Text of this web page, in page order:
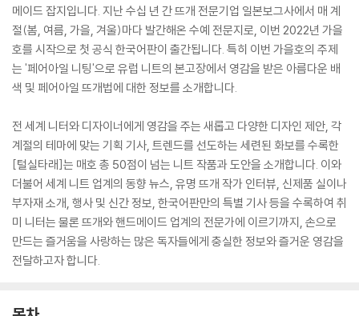
메이드 잡지입니다. 지난 수십 년 간 뜨개 전문기업 일본보그사에서 매 계
절(봄, 여름, 가을, 겨울)마다 발간해온 수예 전문지로, 이번 2022년 가을
호를 시작으로 첫 공식 한국어판이 출간됩니다. 특히 이번 가을호의 주제
는 '페어아일 니팅'으로 유럽 니트의 본고장에서 영감을 받은 아름다운 배
색 및 페어아일 뜨개법에 대한 정보를 소개합니다.
전 세계 니터와 디자이너에게 영감을 주는 새롭고 다양한 디자인 제안, 각
계절의 테마에 맞는 기획 기사, 트렌드를 선도하는 세련된 화보를 수록한
[털실타래]는 매호 총 50점이 넘는 니트 작품과 도안을 소개합니다. 이와
더불어 세계 니트 업계의 동향 뉴스, 유명 뜨개 작가 인터뷰, 신제품 실이나
부자재 소개, 행사 및 신간 정보, 한국어판만의 특별 기사 등을 수록하여 취
미 니터는 물론 뜨개와 핸드메이드 업계의 전문가에 이르기까지, 손으로
만드는 즐거움을 사랑하는 많은 독자들에게 충실한 정보와 즐거운 영감을
전달하고자 합니다.